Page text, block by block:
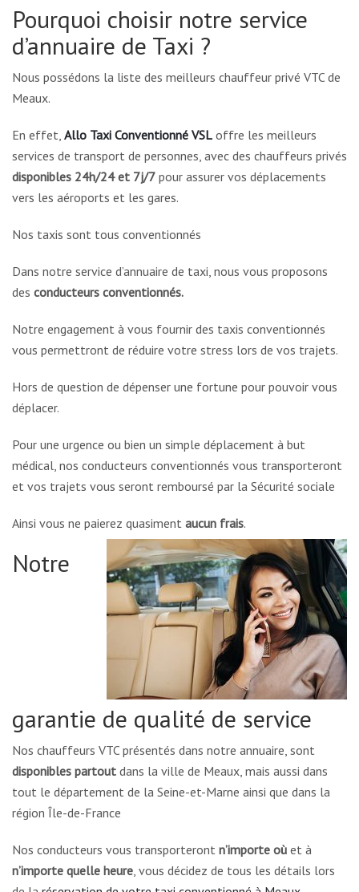
Pourquoi choisir notre service
d’annuaire de Taxi ?
Nous possédons la liste des meilleurs chauffeur privé VTC de
Meaux.
En effet, Allo Taxi Conventionné VSL offre les meilleurs
services de transport de personnes, avec des chauffeurs privés
disponibles 24h/24 et 7j/7 pour assurer vos déplacements
vers les aéroports et les gares.
Nos taxis sont tous conventionnés
Dans notre service d’annuaire de taxi, nous vous proposons
des conducteurs conventionnés.
Notre engagement à vous fournir des taxis conventionnés
vous permettront de réduire votre stress lors de vos trajets.
Hors de question de dépenser une fortune pour pouvoir vous
déplacer.
Pour une urgence ou bien un simple déplacement à but
médical, nos conducteurs conventionnés vous transporteront
et vos trajets vous seront remboursé par la Sécurité sociale
Ainsi vous ne paierez quasiment aucun frais.
Notre
garantie de qualité de service
Nos chauffeurs VTC présentés dans notre annuaire, sont
disponibles partout dans la ville de Meaux, mais aussi dans
tout le département de la Seine-et-Marne ainsi que dans la
région Île-de-France
Nos conducteurs vous transporteront n’importe où et à
n’importe quelle heure , vous décidez de tous les détails lors